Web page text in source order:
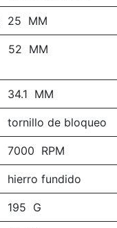
25 MM
52 MM
34.1 MM
tornillo de bloqueo
7000 RPM
hierro fundido
195 G